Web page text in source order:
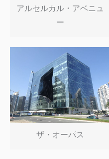
アルセルカル・アベニュ
ー
ザ・オーパス